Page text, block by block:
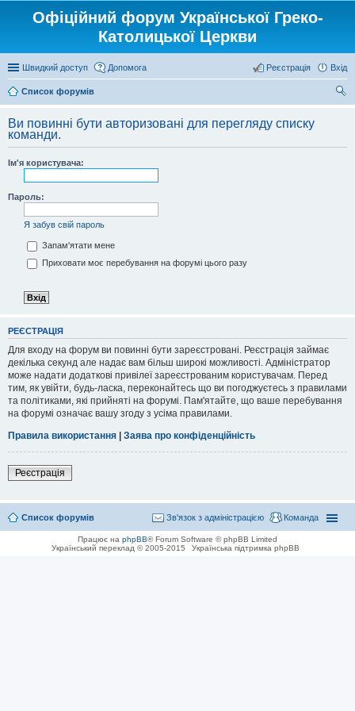
Офіційний форум Української Греко-
Католицької Церкви
Швидкий доступ Допомога Вхід
Реєстрація
Список форумів
Ви повинні бути авторизовані для перегляду списку
команди.
Ім'я користувача:
Пароль:
Я забув свій пароль
Запам'ятати мене
Приховати моє перебування на форумі цього разу
РЕЄСТРАЦІЯ
Для входу на форум ви повинні бути зареєстровані. Реєстрація займає
декілька секунд але надає вам більш широкі можливості. Адміністратор
може надати додаткові привілеї зареєстрованим користувачам. Перед
тим, як увійти, будь-ласка, переконайтесь що ви погоджуєтесь з правилами
та політиками, які прийняті на форумі. Пам'ятайте, що ваше перебування
на форумі означає вашу згоду з усіма правилами.
Правила використання | Заява про конфіденційність
Реєстрація
Список форумів Команда
Зв'язок з адміністрацією
Працює на phpBB® Forum Software © phpBB Limited
Український переклад © 2005-2015
Українська підтримка phpBB